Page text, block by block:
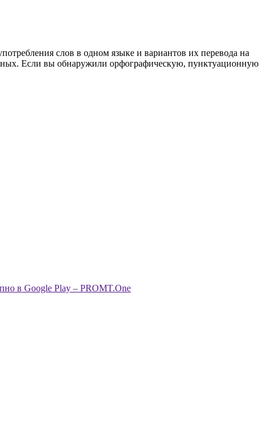
слов в одном языке и вариантов их перевода на
Если вы обнаружили орфографическую, пунктуационную